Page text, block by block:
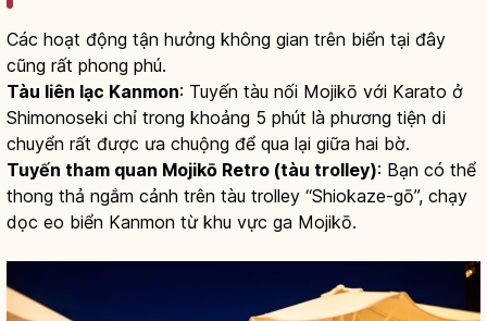
Các hoạt động tận hưởng không gian trên biển tại đây
cũng rất phong phú.
Tàu liên lạc Kanmon: Tuyến tàu nối Mojikō với Karato ở
Shimonoseki chỉ trong khoảng 5 phút là phương tiện di
chuyển rất được ưa chuộng để qua lại giữa hai bờ.
Tuyến tham quan Mojikō Retro (tàu trolley): Bạn có thể
thong thả ngắm cảnh trên tàu trolley “Shiokaze-gō”, chạy
dọc eo biển Kanmon từ khu vực ga Mojikō.